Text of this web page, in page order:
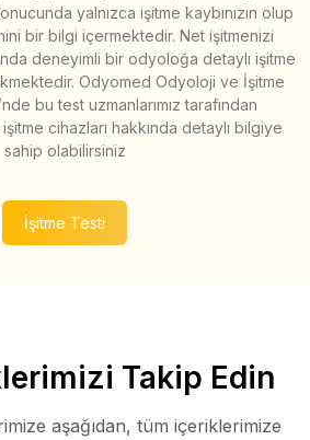
yalnızca işitme kaybınızın olup
bir bilgi içermektedir. Net işitmenizi
deneyimli bir odyoloğa detaylı işitme
Odyomed Odyoloji ve İşitme
bu test uzmanlarımız tarafından
cihazları hakkında detaylı bilgiye
sahip olabilirsiniz
İşitme Testi
Takip Edin
aşağıdan, tüm içeriklerimize